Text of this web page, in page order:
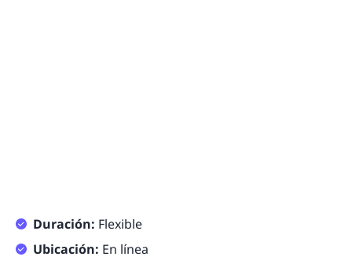
Duración: Flexible
Ubicación: En línea